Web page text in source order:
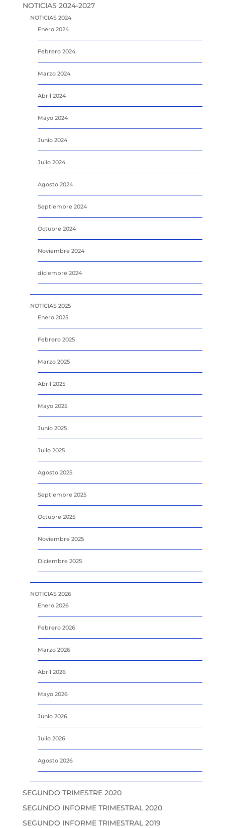
NOTICIAS 2024-2027
NOTICIAS 2024
Enero 2024
Febrero 2024
Marzo 2024
Abril 2024
Mayo 2024
Junio 2024
Julio 2024
Agosto 2024
Septiembre 2024
Octubre 2024
Noviembre 2024
diciembre 2024
NOTICIAS 2025
Enero 2025
Febrero 2025
Marzo 2025
Abril 2025
Mayo 2025
Junio 2025
Julio 2025
Agosto 2025
Septiembre 2025
Octubre 2025
Noviembre 2025
Diciembre 2025
NOTICIAS 2026
Enero 2026
Febrero 2026
Marzo 2026
Abril 2026
Mayo 2026
Junio 2026
Julio 2026
Agosto 2026
SEGUNDO TRIMESTRE 2020
SEGUNDO INFORME TRIMESTRAL 2020
SEGUNDO INFORME TRIMESTRAL 2019